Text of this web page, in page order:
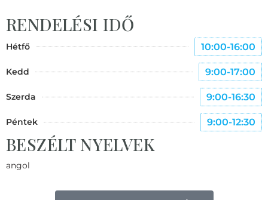
RENDELÉSI IDŐ
Hétfő 10:00-16:00
Kedd 9:00-17:00
Szerda 9:00-16:30
Péntek 9:00-12:30
BESZÉLT NYELVEK
angol